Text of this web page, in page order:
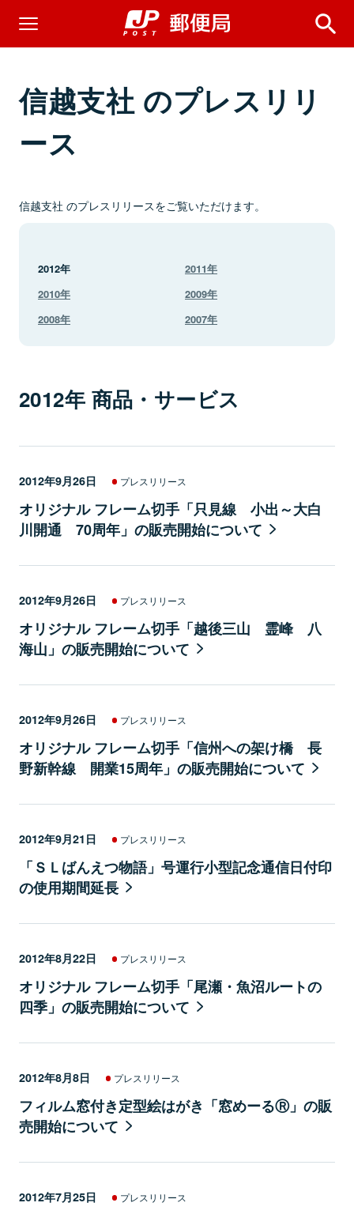
信越支社 のプレスリリ
ース
信越支社 のプレスリリースをご覧いただけます。
2012年
2011年
2010年
2009年
2008年
2007年
2012年 商品・サービス
2012年9月26日 プレスリリース
オリジナル フレーム切手「只見線 小出～大白
川開通 70周年」の販売開始について
2012年9月26日 プレスリリース
オリジナル フレーム切手「越後三山 霊峰 八
海山」の販売開始について
2012年9月26日 プレスリリース
オリジナル フレーム切手「信州への架け橋 長
野新幹線 開業15周年」の販売開始について
2012年9月21日 プレスリリース
「ＳＬばんえつ物語」号運行小型記念通信日付印
の使用期間延長
2012年8月22日 プレスリリース
オリジナル フレーム切手「尾瀬・魚沼ルートの
四季」の販売開始について
2012年8月8日 プレスリリース
フィルム窓付き定型絵はがき「窓めーるⓇ」の販
売開始について
2012年7月25日 プレスリリース